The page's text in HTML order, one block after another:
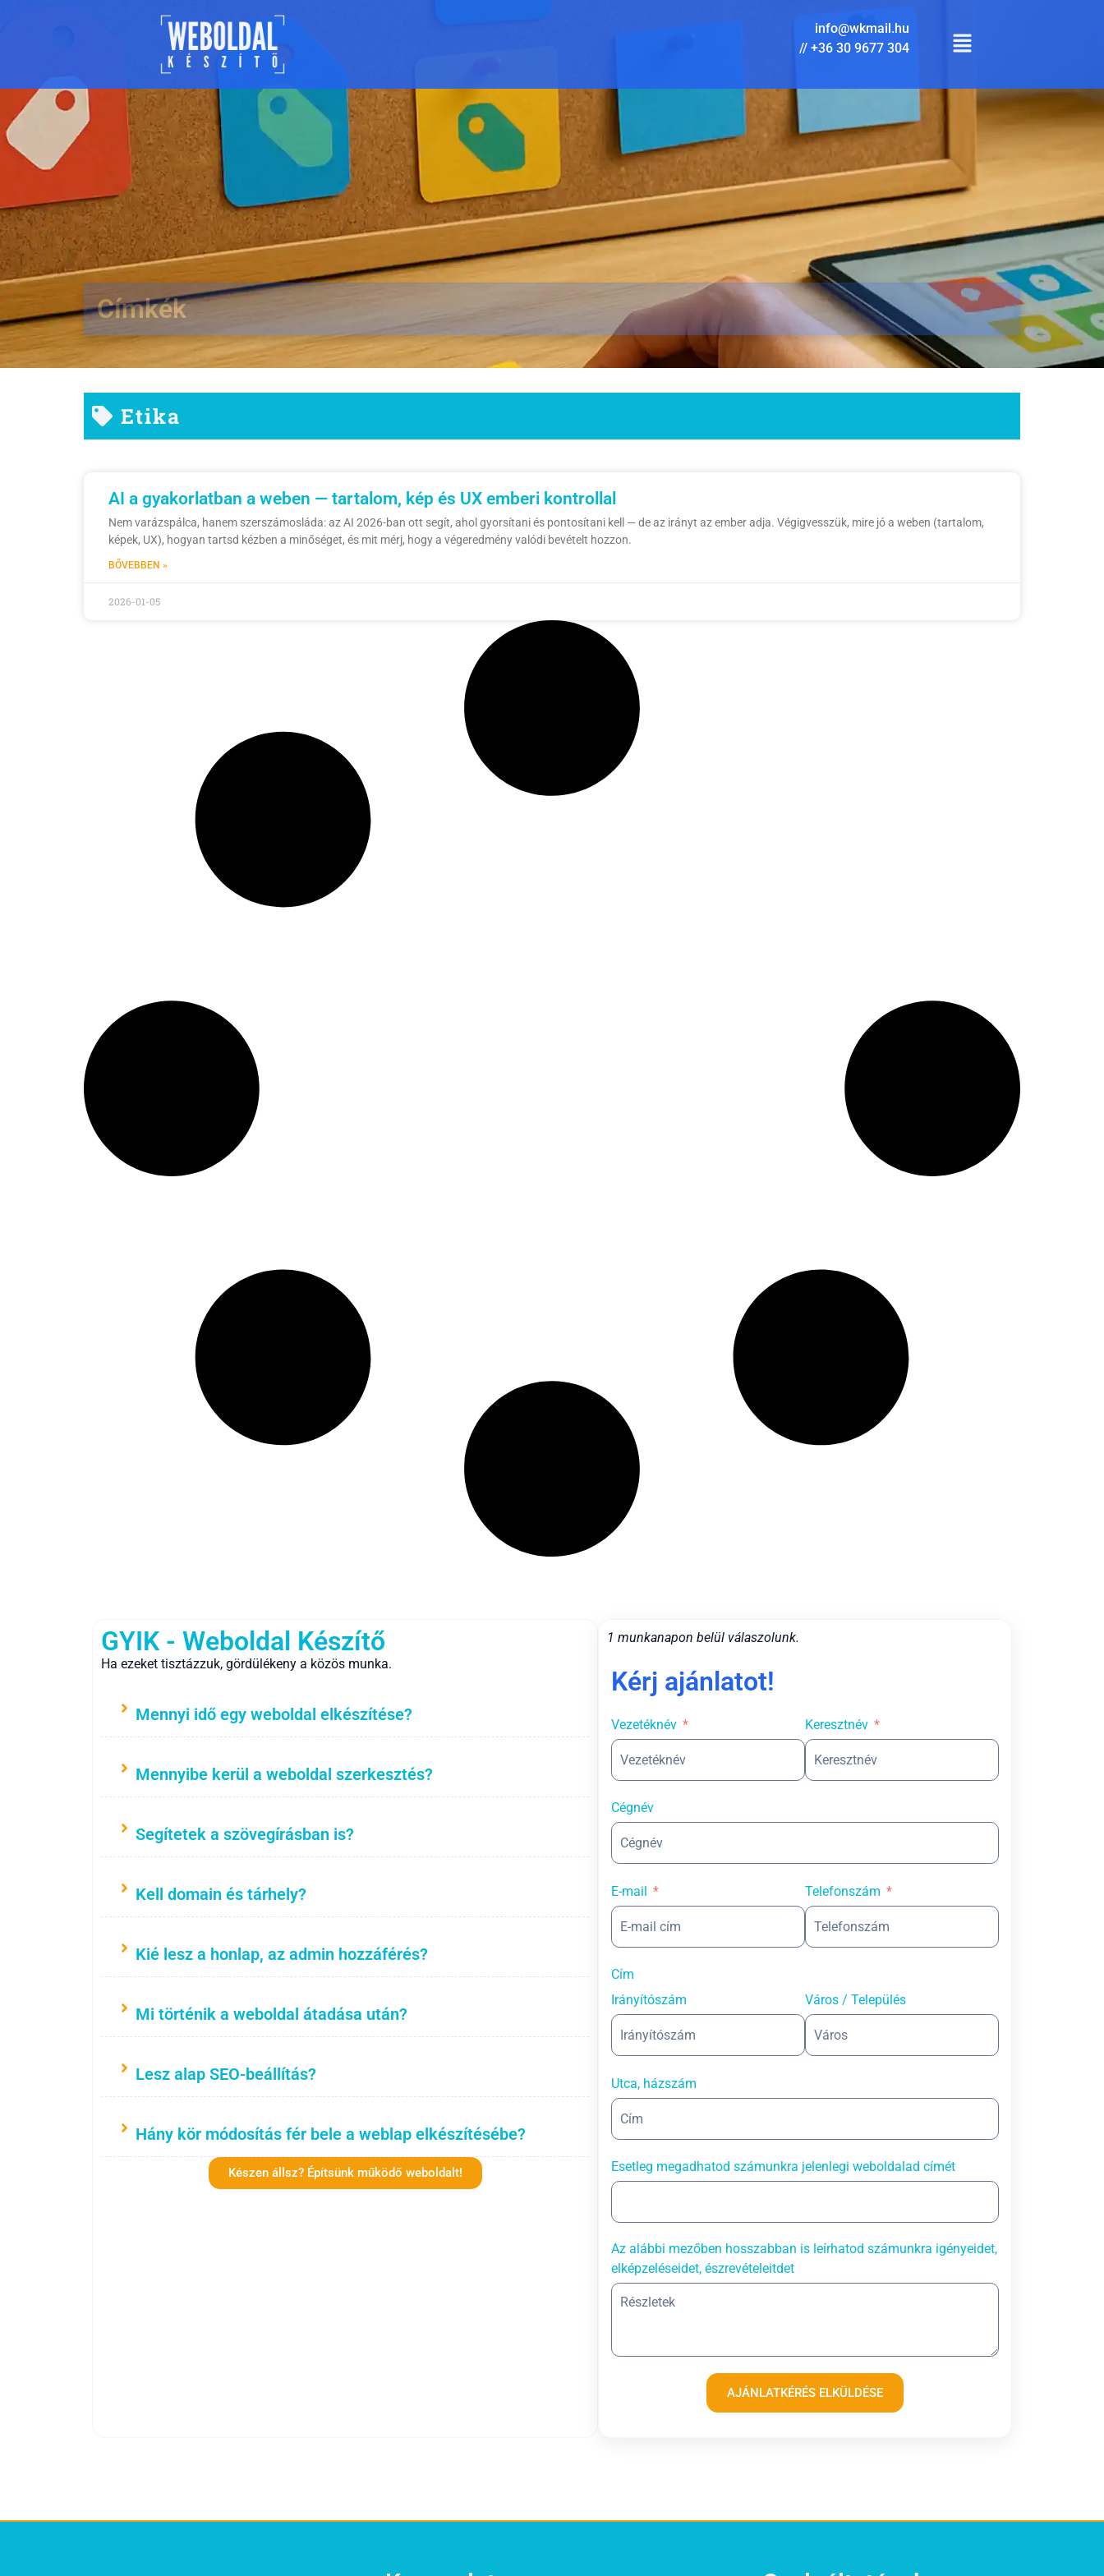
info@wkmail.hu
//+36 30 9677 304
Címkék
Etika
AI a gyakorlatban a weben — tartalom, kép és UX emberi kontrollal
Nem varázspálca, hanem szerszámosláda: az AI 2026-ban ott segít, ahol gyorsítani és pontosítani kell — de az irányt az ember adja. Végigvesszük, mire jó a weben (tartalom,
képek, UX), hogyan tartsd kézben a minőséget, és mit mérj, hogy a végeredmény valódi bevételt hozzon.
BŐVEBBEN »
2026-01-05
GYIK - Weboldal Készítő
Ha ezeket tisztázzuk, gördülékeny a közös munka.
Mennyi idő egy weboldal elkészítése?
Mennyibe kerül a weboldal szerkesztés?
Segítetek a szövegírásban is?
Kell domain és tárhely?
Kié lesz a honlap, az admin hozzáférés?
Mi történik a weboldal átadása után?
Lesz alap SEO-beállítás?
Hány kör módosítás fér bele a weblap elkészítésébe?
Készen állsz? Építsünk működő weboldalt!
1 munkanapon belül válaszolunk.
Kérj ajánlatot!
Vezetéknév Keresztnév
Cégnév
E-mail Telefonszám
Cím
Irányítószám
Város / Település
Utca, házszám
Esetleg megadhatod számunkra jelenlegi weboldalad címét
Az alábbi mezőben hosszabban is leírhatod számunkra igényeidet,
elképzeléseidet, észrevételeitdet
AJÁNLATKÉRÉS ELKÜLDÉSE